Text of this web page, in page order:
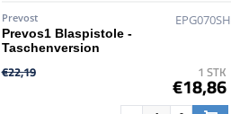
Prevost EPG070SH
Prevos1 Blaspistole -
Taschenversion
€22,19 1 STK
€18,86